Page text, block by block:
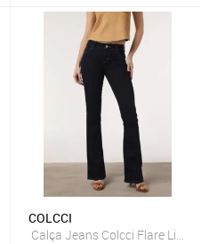
Azul-Marinho
COLCCI
Calça Jeans Colcci Flare Lisa